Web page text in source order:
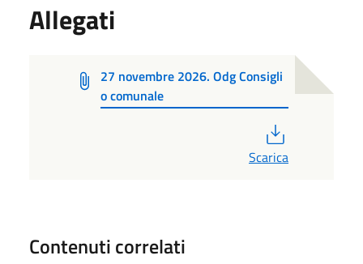
Allegati
27 novembre 2026. Odg Consigli
o comunale
Scarica
Contenuti correlati